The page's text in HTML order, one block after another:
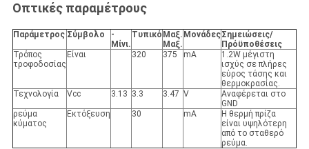
Οπτικές παραμέτρους
Παράμετρος Σύμβολο
-
Μίνι.
Τυπικό Μαξ.
Μαξ.
ΜονάδεςΣημειώσεις/
Πρόϋποθέσεις
Τρόπος
τροφοδοσίας
Είναι 320 375 mA
1.2W μέγιστη
ισχύς σε πλήρες
εύρος τάσης και
θερμοκρασίας.
Τεχνολογία
Vcc 3.13 3.3 3.47 V
Αναφέρεται στο
GND
ρεύμα
κύματος
Εκτόξευση 30 mA
Η θερμή πρίζα
είναι υψηλότερη
από το σταθερό
ρεύμα.